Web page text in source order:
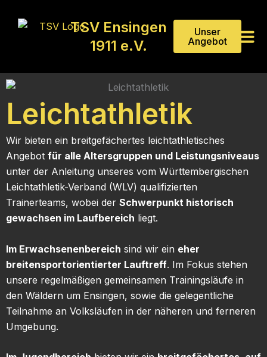
Inhalt
TSV Ensingen
1911 e.V.
Unser
Angebot
Leichtathletik
Wir bieten ein breitgefächertes leichtathletisches
Angebot für alle Altersgruppen und Leistungsniveaus
unter der Anleitung unseres vom Württembergischen
Leichtathletik-Verband (WLV) qualifizierten
Trainerteams, wobei der Schwerpunkt historisch
gewachsen im Laufbereich liegt.
Im Erwachsenenbereich sind wir ein eher
breitensportorientierter Lauftreff. Im Fokus stehen
unsere regelmäßigen gemeinsamen Trainingsläufe in
den Wäldern um Ensingen, sowie die gelegentliche
Teilnahme an Volksläufen in der näheren und ferneren
Umgebung.